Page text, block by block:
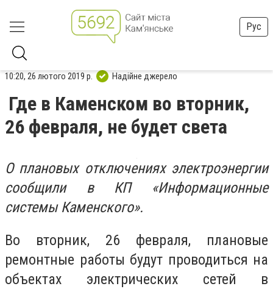
Рус
10:20, 26 лютого 2019 р. Надійне джерело
Где в Каменском во вторник,
26 февраля, не будет света
О плановых отключениях электроэнергии
сообщили в КП «Информационные
системы Каменского».
Во вторник, 26 февраля, плановые
ремонтные работы будут проводиться на
объектах электрических сетей в